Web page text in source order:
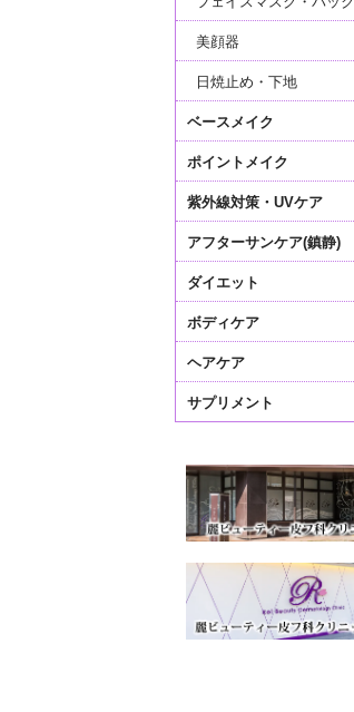
美顔器
日焼止め・下地
ベースメイク
ポイントメイク
紫外線対策・UVケア
アフターサンケア(鎮静)
ダイエット
ボディケア
ヘアケア
サプリメント